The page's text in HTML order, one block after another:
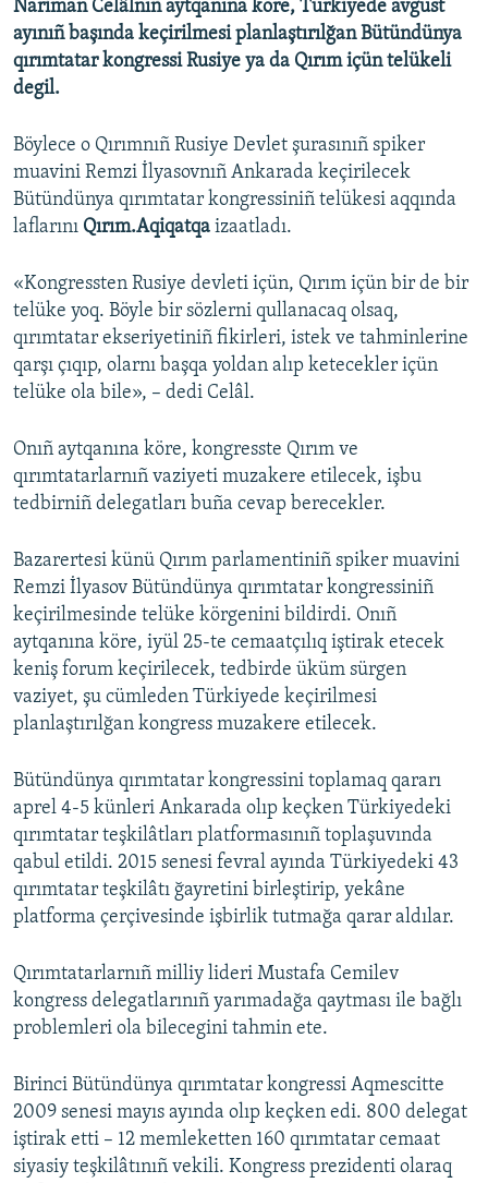
Nariman Celâlnıñ aytqanına köre, Türkiyede avgust
ayınıñ başında keçirilmesi planlaştırılğan Bütündünya
qırımtatar kongressi Rusiye ya da Qırım içün telükeli
degil.
Böylece o Qırımnıñ Rusiye Devlet şurasınıñ spiker
muavini Remzi İlyasovnıñ Ankarada keçirilecek
Bütündünya qırımtatar kongressiniñ telükesi aqqında
laflarını Qırım.Aqiqatqa izaatladı.
«Kongressten Rusiye devleti içün, Qırım içün bir de bir
telüke yoq. Böyle bir sözlerni qullanacaq olsaq,
qırımtatar ekseriyetiniñ fikirleri, istek ve tahminlerine
qarşı çıqıp, olarnı başqa yoldan alıp ketecekler içün
telüke ola bile», – dedi Celâl.
Onıñ aytqanına köre, kongresste Qırım ve
qırımtatarlarnıñ vaziyeti muzakere etilecek, işbu
tedbirniñ delegatları buña cevap berecekler.
Bazarertesi künü Qırım parlamentiniñ spiker muavini
Remzi İlyasov Bütündünya qırımtatar kongressiniñ
keçirilmesinde telüke körgenini bildirdi. Onıñ
aytqanına köre, iyül 25-te cemaatçılıq iştirak etecek
keniş forum keçirilecek, tedbirde üküm sürgen
vaziyet, şu cümleden Türkiyede keçirilmesi
planlaştırılğan kongress muzakere etilecek.
Bütündünya qırımtatar kongressini toplamaq qararı
aprel 4-5 künleri Ankarada olıp keçken Türkiyedeki
qırımtatar teşkilâtları platformasınıñ toplaşuvında
qabul etildi. 2015 senesi fevral ayında Türkiyedeki 43
qırımtatar teşkilâtı ğayretini birleştirip, yekâne
platforma çerçivesinde işbirlik tutmağa qarar aldılar.
Qırımtatarlarnıñ milliy lideri Mustafa Cemilev
kongress delegatlarınıñ yarımadağa qaytması ile bağlı
problemleri ola bilecegini tahmin ete.
Birinci Bütündünya qırımtatar kongressi Aqmescitte
2009 senesi mayıs ayında olıp keçken edi. 800 delegat
iştirak etti – 12 memleketten 160 qırımtatar cemaat
siyasiy teşkilâtınıñ vekili. Kongress prezidenti olaraq